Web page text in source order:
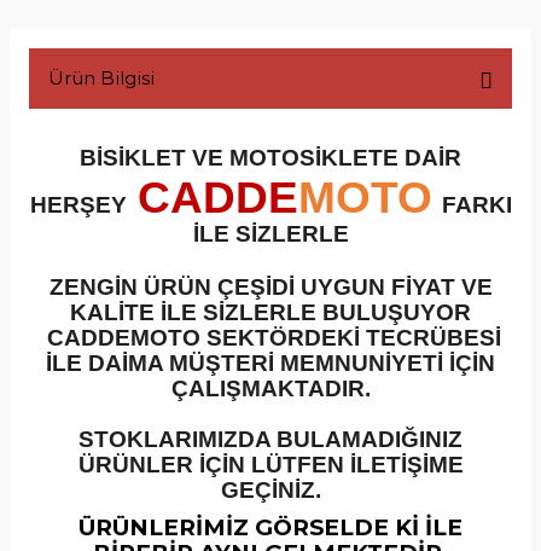
Ürün Bilgisi
BİSİKLET VE MOTOSİKLETE DAİR
HERŞEY CADDEMOTO FARKI
İLE SİZLERLE
ZENGİN ÜRÜN ÇEŞİDİ UYGUN FİYAT VE
KALİTE İLE SİZLERLE BULUŞUYOR
CADDEMOTO SEKTÖRDEKİ TECRÜBESİ
İLE DAİMA MÜŞTERİ MEMNUNİYETİ İÇİN
ÇALIŞMAKTADIR.
STOKLARIMIZDA BULAMADIĞINIZ
ÜRÜNLER İÇİN LÜTFEN İLETİŞİME
GEÇİNİZ.
ÜRÜNLERİMİZ GÖRSELDE Kİ İLE